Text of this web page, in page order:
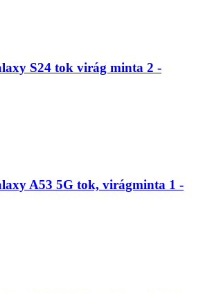
S24 tok virág minta 2 -
A53 5G tok, virágminta 1 -